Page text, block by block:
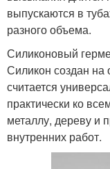
выпускаются в
разного объема.
Силиконовый
Силикон создан на
считается
практически ко
металлу, дереву и
внутренних работ.